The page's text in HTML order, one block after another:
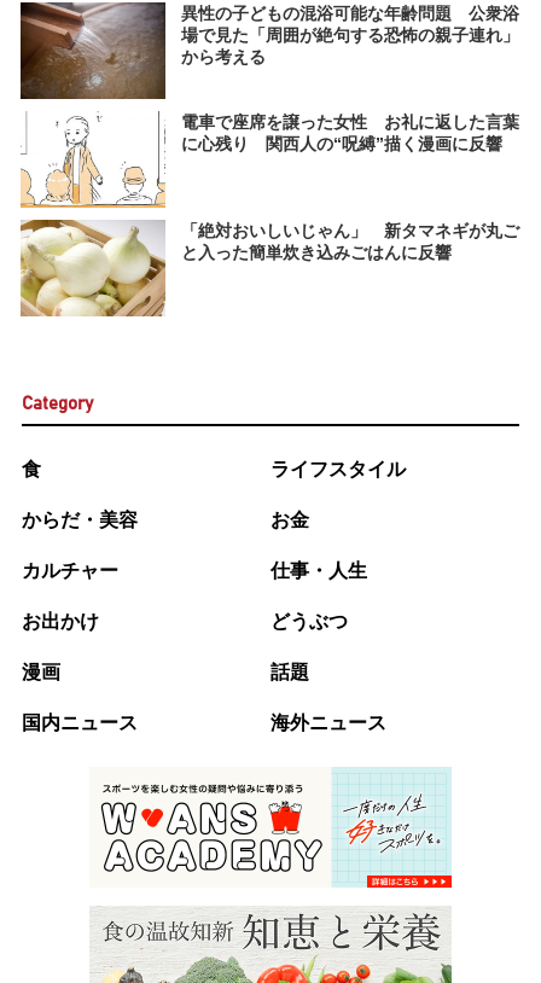
異性の子どもの混浴可能な年齢問題 公衆浴
場で見た「周囲が絶句する恐怖の親子連れ」
から考える
電車で座席を譲った女性 お礼に返した言葉
に心残り 関西人の“呪縛”描く漫画に反響
「絶対おいしいじゃん」 新タマネギが丸ご
と入った簡単炊き込みごはんに反響
Category
食 ライフスタイル
からだ・美容 お金
カルチャー 仕事・人生
お出かけ どうぶつ
漫画 話題
国内ニュース 海外ニュース